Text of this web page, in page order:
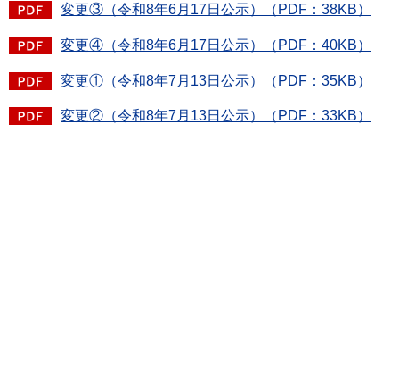
変更③（令和8年6月17日公示）（PDF：38KB）
変更④（令和8年6月17日公示）（PDF：40KB）
変更①（令和8年7月13日公示）（PDF：35KB）
変更②（令和8年7月13日公示）（PDF：33KB）